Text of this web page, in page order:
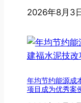
2026年8月3
年均节约能源成
项目成为优秀案